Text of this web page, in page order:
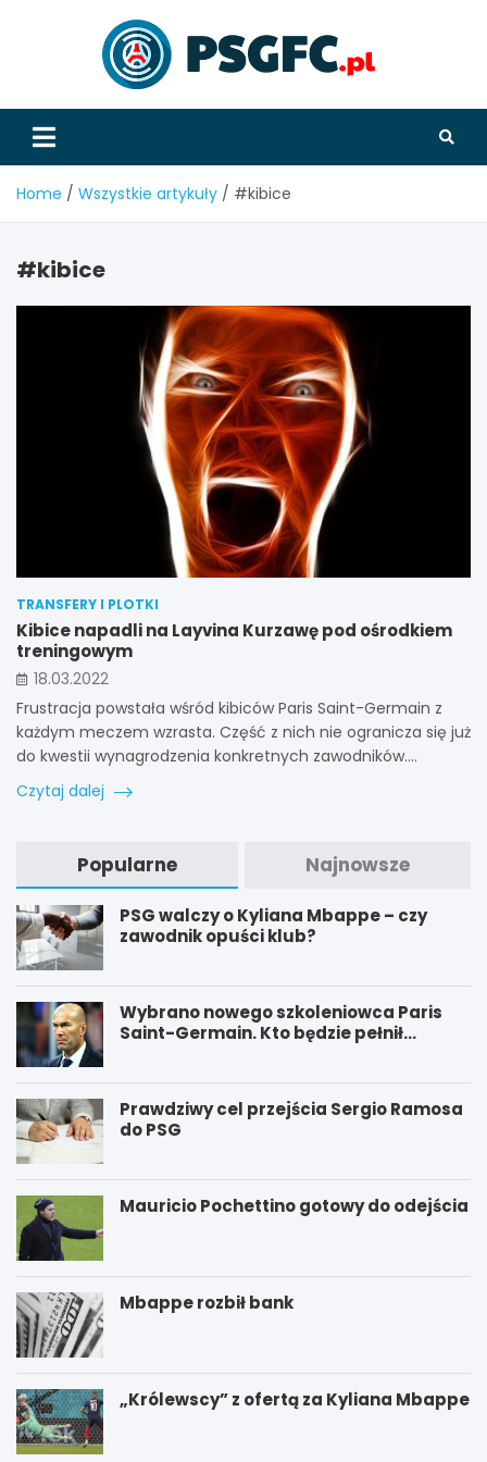
Home Wszystkie artykuły #kibice
#kibice
TRANSFERY I PLOTKI
Kibice napadli na Layvina Kurzawę pod ośrodkiem
treningowym
18.03.2022
Frustracja powstała wśród kibiców Paris Saint-Germain z
każdym meczem wzrasta. Część z nich nie ogranicza się już
do kwestii wynagrodzenia konkretnych zawodników.…
Czytaj dalej
Popularne Najnowsze
PSG walczy o Kyliana Mbappe – czy
zawodnik opuści klub?
Wybrano nowego szkoleniowca Paris
Saint-Germain. Kto będzie pełnił
Prawdziwy cel przejścia Sergio Ramosa
do PSG
Mauricio Pochettino gotowy do odejścia
Mbappe rozbił bank
„Królewscy” z ofertą za Kyliana Mbappe
P
W